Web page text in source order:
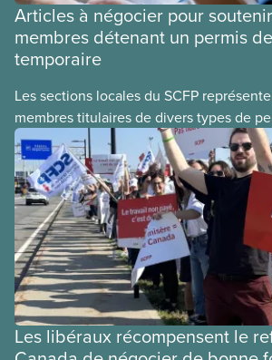
Articles à négocier pour
membres détenant un permis
temporaire
Les sections locales du SCFP
membres titulaires de divers types de
travail temporaires, incluant les permis
travailleuses et travailleurs étrangers
les permis d’études et les permis de
travail postdiplôme.
Les libéraux récompensent le